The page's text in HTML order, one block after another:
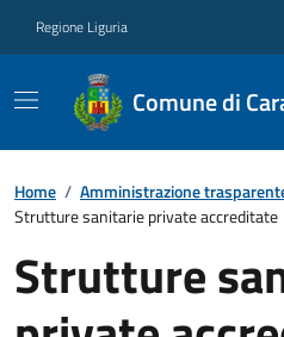
Regione Liguria
Comune di
Home / Amministrazione
Strutture sanitarie private accreditate
Strutture